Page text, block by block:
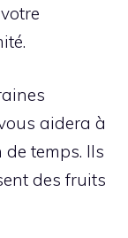
aidera à
temps. Ils
des fruits